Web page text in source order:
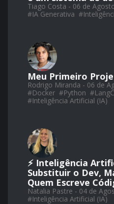
Tiago Costa - 06 de
#IA Generativa #
Meu Primeiro
Rodrigo Miranda - 06 de
#Docker #Python #
#Inteligência Artificial (IA)
⚡ Inteligência
Substituir o Dev,
Quem Escreve
Natalia Pastre - 04 de
#Inteligência Artificial (IA)